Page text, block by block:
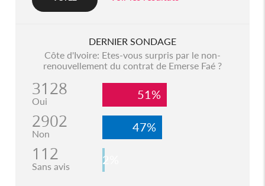
DERNIER SONDAGE
Côte d'Ivoire: Etes-vous surpris par le non-
renouvellement du contrat de Emerse Faé ?
3128
Oui 51%
2902
Non 47%
112
Sans avis 2%